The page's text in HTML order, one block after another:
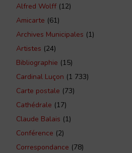
Alfred Wolff (12)
Amicarte (61)
Archives Municipales (1)
Artistes (24)
Bibliographie (15)
Cardinal Luçon (1 733)
Carte postale (73)
Cathédrale (17)
Claude Balais (1)
Conférence (2)
Correspondance (78)